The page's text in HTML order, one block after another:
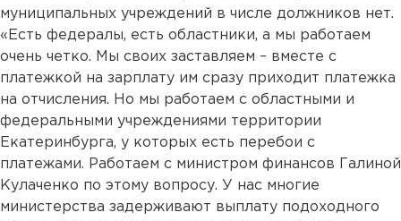
муниципальных учреждений в числе должников нет.
«Есть федералы, есть областники, а мы работаем
очень четко. Мы своих заставляем – вместе с
платежкой на зарплату им сразу приходит платежка
на отчисления. Но мы работаем с областными и
федеральными учреждениями территории
Екатеринбурга, у которых есть перебои с
платежами. Работаем с министром финансов Галиной
Кулаченко по этому вопросу. У нас многие
министерства задерживают выплату подоходного